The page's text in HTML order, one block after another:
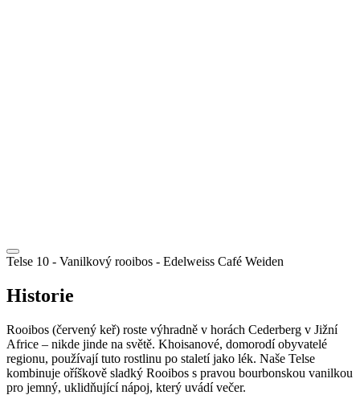
Telse 10 - Vanilkový rooibos - Edelweiss Café Weiden
Historie
Rooibos (červený keř) roste výhradně v horách Cederberg v Jižní
Africe – nikde jinde na světě. Khoisanové, domorodí obyvatelé
regionu, používají tuto rostlinu po staletí jako lék. Naše Telse
kombinuje oříškově sladký Rooibos s pravou bourbonskou vanilkou
pro jemný, uklidňující nápoj, který uvádí večer.